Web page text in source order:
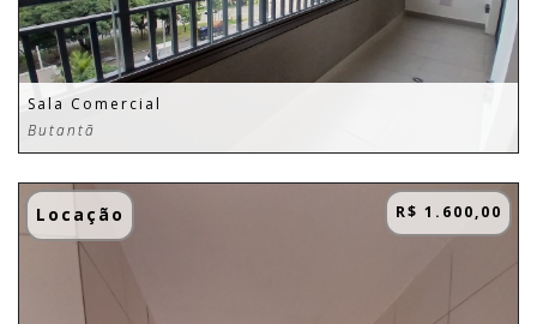
Sala Comercial
Butantã
Locação R$ 1.600,00